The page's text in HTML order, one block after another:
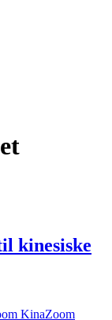
kinesiske
KinaZoom